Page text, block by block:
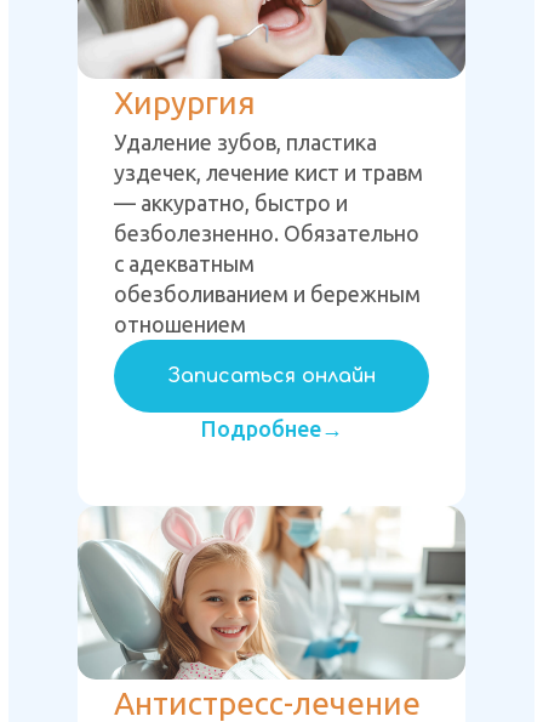
Записаться онлайн
Подробнее→
Хирургия
Удаление зубов, пластика
уздечек, лечение кист и травм
— аккуратно, быстро и
безболезненно. Обязательно
с адекватным
обезболиванием и бережным
отношением
Антистресс-лечение